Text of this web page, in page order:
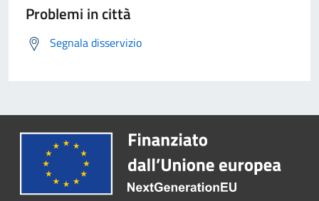
Problemi in città
Segnala disservizio